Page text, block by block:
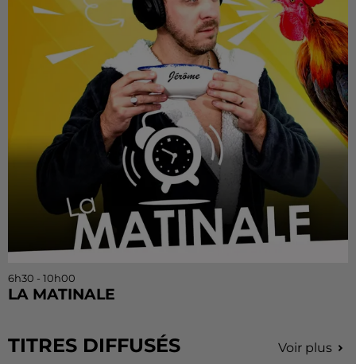
6h30 - 10h00
LA MATINALE
TITRES DIFFUSÉS Voir plus